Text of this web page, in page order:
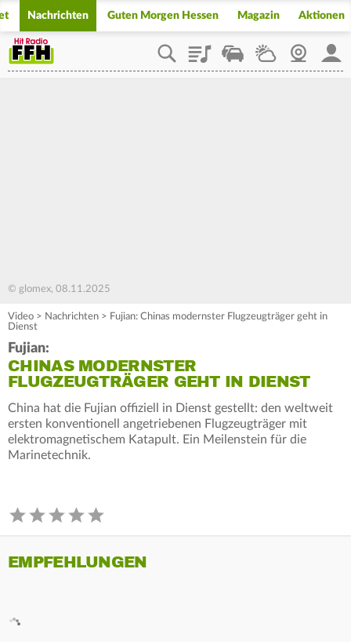
Nachrichten Guten Morgen Hessen Magazin Aktionen
PlaylistStaupilotWetterWebcam
© glomex, 08.11.2025
Video > Nachrichten > Fujian: Chinas modernster Flugzeugträger geht in
Dienst
Fujian:
CHINAS MODERNSTER
FLUGZEUGTRÄGER GEHT IN DIENST
China hat die Fujian offiziell in Dienst gestellt: den weltweit
ersten konventionell angetriebenen Flugzeugträger mit
elektromagnetischem Katapult. Ein Meilenstein für die
Marinetechnik.
EMPFEHLUNGEN